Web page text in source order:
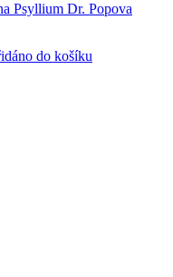
Psyllium Dr. Popova
do košíku